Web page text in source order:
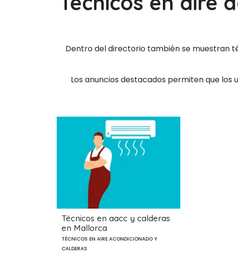
Dentro del directorio también se muestran
Los anuncios destacados permiten que
Técnicos en aacc y calderas
en Mallorca
TÉCNICOS EN AIRE ACONDICIONADO Y
CALDERAS